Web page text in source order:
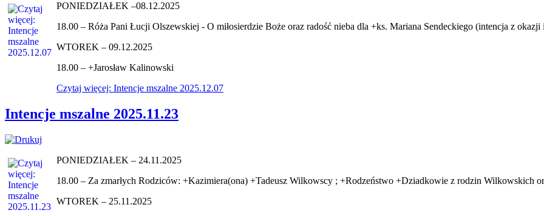
PONIEDZIAŁEK –08.12.2025
18.00 – Róża Pani Łucji Olszewskiej - O miłosierdzie Boże oraz radość nieba dla +ks. Mariana Sendeckiego (intencja z okazji
WTOREK – 09.12.2025
18.00 – +Jarosław Kalinowski
Czytaj więcej: Intencje mszalne 2025.12.07
Intencje mszalne 2025.11.23
PONIEDZIAŁEK – 24.11.2025
18.00 – Za zmarłych Rodziców: +Kazimiera(ona) +Tadeusz Wilkowscy ; +Rodzeństwo +Dziadkowie z rodzin Wilkowskich
WTOREK – 25.11.2025